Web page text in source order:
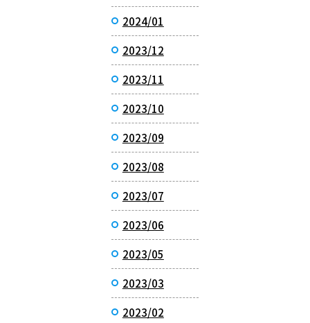
2024/01
2023/12
2023/11
2023/10
2023/09
2023/08
2023/07
2023/06
2023/05
2023/03
2023/02